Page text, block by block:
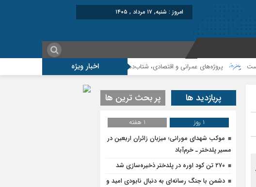
امروز : شنبه, ۱۷ مرداد , ۱۴۰۵
اخبار ویژه
پروژه‌های عمرانی و اقتصادی، شتاب‌دهنده توسعه پلدختر هستند
پربازدید ها پر بحث ترین ها
1 روز
1 هفته
موکب شهدای مورانی؛ میزبان زائران اربعین در
مسیر پلدختر ـ خرم‌آباد
۲۷۰ تن کود اوره در پلدختر ذخیره‌سازی شد
دشمن با جنگ رسانه‌ای به دنبال نابودی امید و